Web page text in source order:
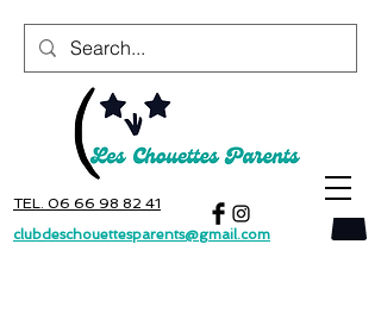
TEL. 06 66 98 82 41
clubdeschouettesparents@gmail.com